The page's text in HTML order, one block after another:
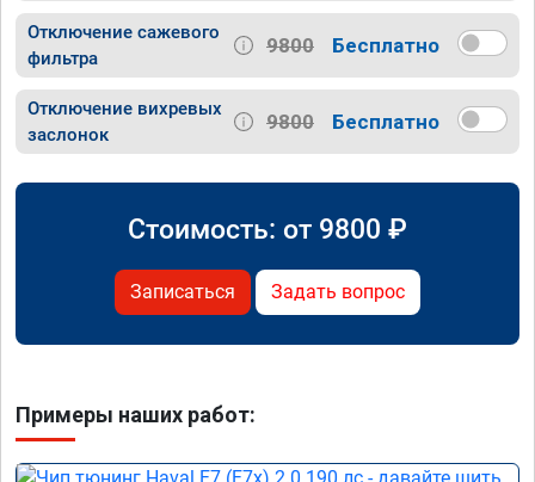
Отключение сажевого
фильтра
9800 Бесплатно
Отключение вихревых
заслонок
9800 Бесплатно
Стоимость: от 9800 ₽
Записаться Задать вопрос
Примеры наших работ: